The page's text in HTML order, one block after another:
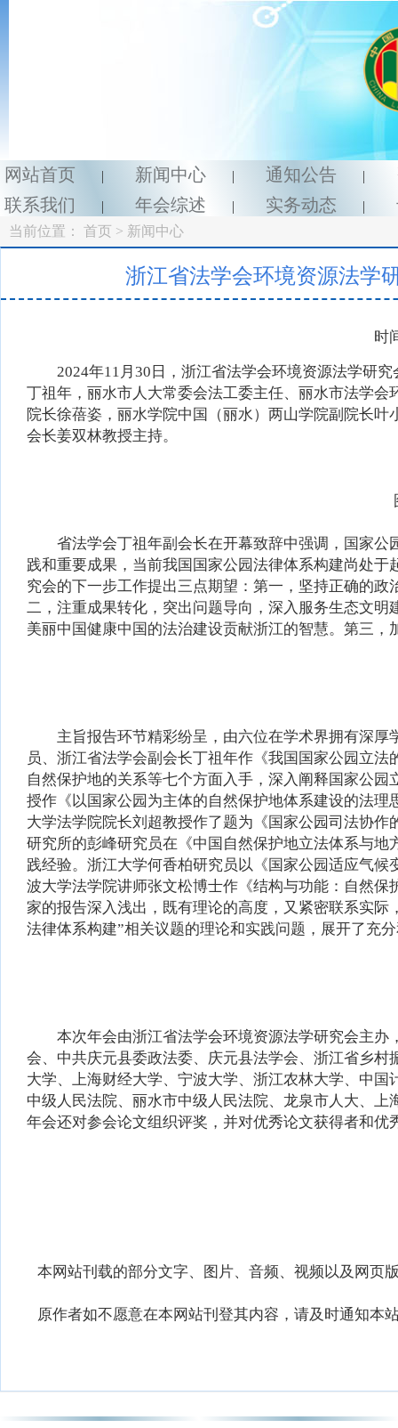
网站首页 | 新闻中心 | 通知公告 |
联系我们
| 年会综述 | 实务动态 |
当前位置： 首页 > 新闻中心
浙江省法学会环境资源法学
时
2024年11月30日，浙江省法学会环境资源法学研究
丁祖年，丽水市人大常委会法工委主任、丽水市法学
院长徐蓓姿，丽水学院中国（丽水）两山学院副院长
会长姜双林教授主持。
省法学会丁祖年副会长在开幕致辞中强调，国家公
践和重要成果，当前我国国家公园法律体系构建尚处
究会的下一步工作提出三点期望：第一，坚持正确的
二，注重成果转化，突出问题导向，深入服务生态文
美丽中国健康中国的法治建设贡献浙江的智慧。第三
主旨报告环节精彩纷呈，由六位在学术界拥有深厚
员、浙江省法学会副会长丁祖年作《我国国家公园立
自然保护地的关系等七个方面入手，深入阐释国家公
授作《以国家公园为主体的自然保护地体系建设的法
大学法学院院长刘超教授作了题为《国家公园司法协
研究所的彭峰研究员在《中国自然保护地立法体系与
践经验。浙江大学何香柏研究员以《国家公园适应气
波大学法学院讲师张文松博士作《结构与功能：自然
家的报告深入浅出，既有理论的高度，又紧密联系实
法律体系构建”相关议题的理论和实践问题，展开了充
本次年会由浙江省法学会环境资源法学研究会主办
会、中共庆元县委政法委、庆元县法学会、浙江省乡
大学、上海财经大学、宁波大学、浙江农林大学、中
中级人民法院、丽水市中级人民法院、龙泉市人大、
年会还对参会论文组织评奖，并对优秀论文获得者和优
本网站刊载的部分文字、图片、音频、视频以及网页
原作者如不愿意在本网站刊登其内容，请及时通知本